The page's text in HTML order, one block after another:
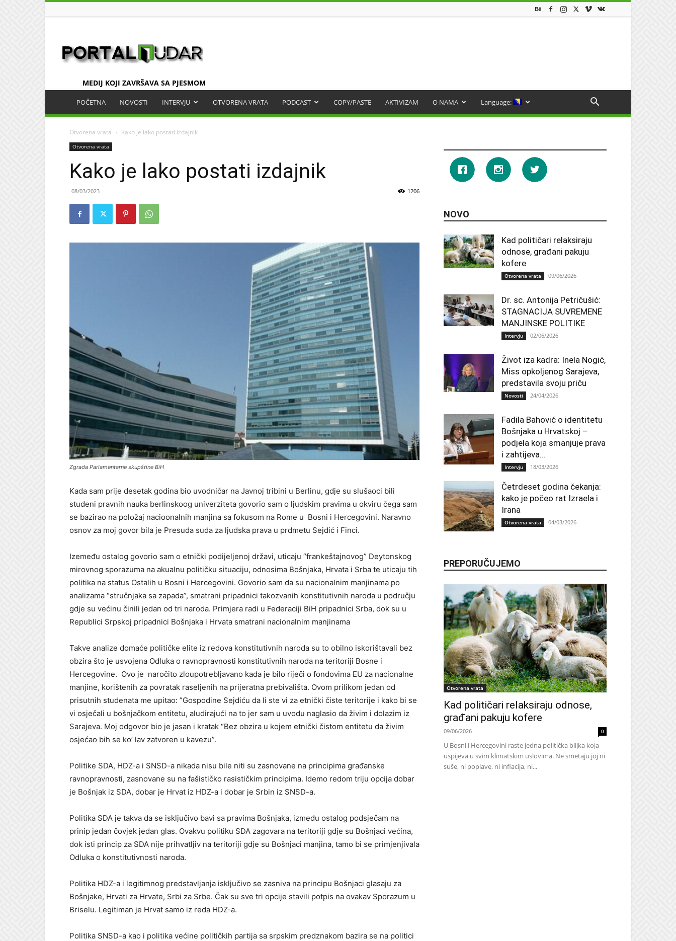
MEDIJ KOJI ZAVRŠAVA SA PJESMOM
POČETNA NOVOSTI INTERVJU OTVORENA VRATA PODCAST COPY/PASTE AKTIVIZAM O NAMA Language:
Otvorena vrata Kako je lako postati izdajnik
Otvorena vrata
Kako je lako postati izdajnik
08/03/2023 1206
Zgrada Parlamentarne skupštine BiH
Kada sam prije desetak godina bio uvodničar na Javnoj tribini u Berlinu, gdje su slušaoci bili
studeni pravnih nauka berlinskoog univerziteta govorio sam o ljudskim pravima u okviru čega sam
se bazirao na položaj nacioonalnih manjina sa fokusom na Rome u Bosni i Hercegovini. Naravno
osnov za moj govor bila je Presuda suda za ljudska prava u prdmetu Sejdić i Finci.
Izemeđu ostalog govorio sam o etnički podijeljenoj državi, uticaju “frankeštajnovog” Deytonskog
mirovnog sporazuma na akualnu političku situaciju, odnosima Bošnjaka, Hrvata i Srba te uticaju tih
politika na status Ostalih u Bosni i Hercegovini. Govorio sam da su nacionalnim manjinama po
analizama “stručnjaka sa zapada”, smatrani pripadnici takozvanih konstitutivnih naroda u području
gdje su većinu činili jedan od tri naroda. Primjera radi u Federaciji BiH pripadnici Srba, dok su u
Republici Srpskoj pripadnici Bošnjaka i Hrvata smatrani nacionalnim manjinama
Takve analize domaće političke elite iz redova konstitutivnih naroda su to obilno iskorištavali bez
obzira što je usvojena Odluka o ravnopravnosti konstitutivnih naroda na teritoriji Bosne i
Hercegovine. Ovo je naročito zloupotrebljavano kada je bilo riječi o fondovima EU za nacionalne
manjine, korištenih za povratak raseljenih na prijeratna prebivališta. Ovom prilikom jedan od
prisutnih studenata me upitao: ”Gospodine Sejdiću da li ste vi za etnički čiste teritorije i kako bi se
vi osječali u bošnjačkom entitetu, aludirajući na to jer sam u uvodu naglasio da živim i dolazim iz
Sarajeva. Moj odgovor bio je jasan i kratak “Bez obzira u kojem etnički čistom entitetu da živim
osjećao bih se ko’ lav zatvoren u kavezu”.
Politike SDA, HDZ-a i SNSD-a nikada nisu bile niti su zasnovane na principima građanske
ravnopravnosti, zasnovane su na fašističko rasističkim principima. Idemo redom triju opcija dobar
je Bošnjak iz SDA, dobar je Hrvat iz HDZ-a i dobar je Srbin iz SNSD-a.
Politika SDA je takva da se isključivo bavi sa pravima Bošnjaka, između ostalog podsječam na
prinip jedan čovjek jedan glas. Ovakvu politiku SDA zagovara na teritoriji gdje su Bošnjaci većina,
dok isti princip za SDA nije prihvatljiv na teritoriji gdje su Bošnjaci manjina, tamo bi se primjenjivala
Odluka o konstitutivnosti naroda.
Politika HDZ-a i legitimnog predstavljanja isključivo se zasniva na principu Bošnjaci glasaju za
Bošnjake, Hrvati za Hrvate, Srbi za Srbe. Čak su sve tri opcije stavili potpis na ovakav Sporazum u
Briselu. Legitiman je Hrvat samo iz reda HDZ-a.
Politika SNSD-a kao i politika većine političkih partija sa srpskim predznakom bazira se na politici
NOVO
Kad političari relaksiraju
odnose, građani pakuju
kofere
Otvorena vrata 09/06/2026
Dr. sc. Antonija Petričušić:
STAGNACIJA SUVREMENE
MANJINSKE POLITIKE
Intervju 02/06/2026
Život iza kadra: Inela Nogić,
Miss opkoljenog Sarajeva,
predstavila svoju priču
Novosti 24/04/2026
Fadila Bahović o identitetu
Bošnjaka u Hrvatskoj –
podjela koja smanjuje prava
i zahtijeva...
Intervju 18/03/2026
Četrdeset godina čekanja:
kako je počeo rat Izraela i
Irana
Otvorena vrata 04/03/2026
PREPORUČUJEMO
Otvorena vrata
Kad političari relaksiraju odnose,
građani pakuju kofere
09/06/2026 0
U Bosni i Hercegovini raste jedna politička biljka koja
uspijeva u svim klimatskim uslovima. Ne smetaju joj ni
suše, ni poplave, ni inflacija, ni...